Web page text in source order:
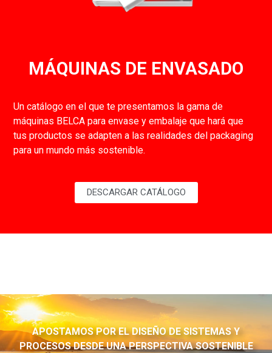
MÁQUINAS DE ENVASADO
Un catálogo en el que te presentamos la gama de
máquinas BELCA para envase y embalaje que hará que
tus productos se adapten a las realidades del packaging
para un mundo más sostenible.
DESCARGAR CATÁLOGO
APOSTAMOS POR EL DISEÑO DE SISTEMAS Y
PROCESOS DESDE UNA PERSPECTIVA SOSTENIBLE